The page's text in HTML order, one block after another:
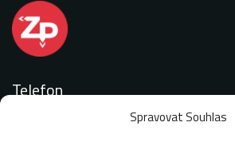
Spravovat Souhlas
Telefon
+420 727 887 077